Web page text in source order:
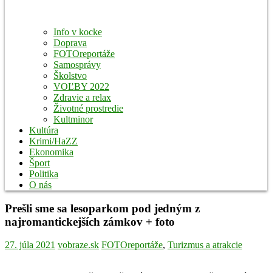
Info v kocke
Doprava
FOTOreportáže
Samosprávy
Školstvo
VOĽBY 2022
Zdravie a relax
Životné prostredie
Kultminor
Kultúra
Krimi/HaZZ
Ekonomika
Šport
Politika
O nás
Prešli sme sa lesoparkom pod jedným z
najromantickejších zámkov + foto
27. júla 2021 vobraze.sk FOTOreportáže, Turizmus a atrakcie